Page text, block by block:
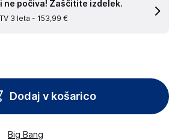
ne počiva! Zaščitite izdelek.
3 leta - 153,99 €
Dodaj v košarico
Big Bang